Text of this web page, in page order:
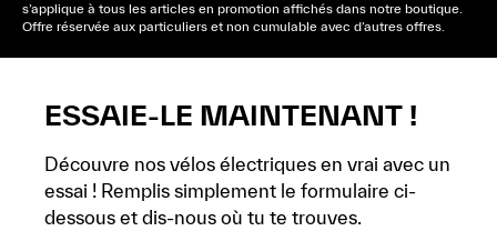
s’applique à tous les articles en promotion affichés dans notre boutique.
Offre réservée aux particuliers et non cumulable avec d’autres offres.
ESSAIE-LE MAINTENANT !
Découvre nos vélos électriques en vrai avec un
essai ! Remplis simplement le formulaire ci-
dessous et dis-nous où tu te trouves.